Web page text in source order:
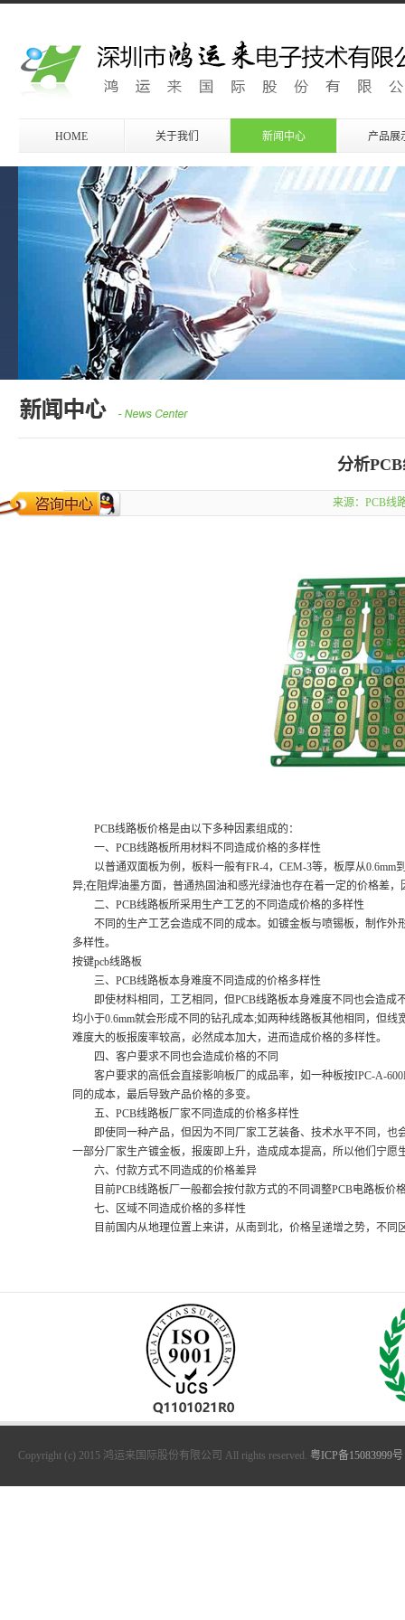
HOME 关于我们 新闻中心 产品展
分析
来源： PCB线
PCB线路板价格是由以下多种因素组成的：
一、PCB线路板所用材料不同造成价格的多样性
以普通双面板为例，板料一般有FR-4，CEM-3等，板厚从0.6mm
异;在阻焊油墨方面，普通热固油和感光绿油也存在着一定的价格差
二、PCB线路板所采用生产工艺的不同造成价格的多样性
不同的生产工艺会造成不同的成本。如镀金板与喷锡板，制作外
多样性。
按键pcb线路板
三、PCB线路板本身难度不同造成的价格多样性
即使材料相同，工艺相同，但PCB线路板本身难度不同也会造成
均小于0.6mm就会形成不同的钻孔成本;如两种线路板其他相同，但
难度大的板报废率较高，必然成本加大，进而造成价格的多样性。
四、客户要求不同也会造成价格的不同
客户要求的高低会直接影响板厂的成品率，如一种板按IPC-A-
同的成本，最后导致产品价格的多变。
五、PCB线路板厂家不同造成的价格多样性
即使同一种产品，但因为不同厂家工艺装备、技术水平不同，也
一部分厂家生产镀金板，报废即上升，造成成本提高，所以他们宁
六、付款方式不同造成的价格差异
目前PCB线路板厂一般都会按付款方式的不同调整PCB电路板价
七、区域不同造成价格的多样性
目前国内从地理位置上来讲，从南到北，价格呈递增之势，不同
Copyright (c) 2015 鸿运来国际股份有限公司 All rights reserved. 粤ICP备15083999号